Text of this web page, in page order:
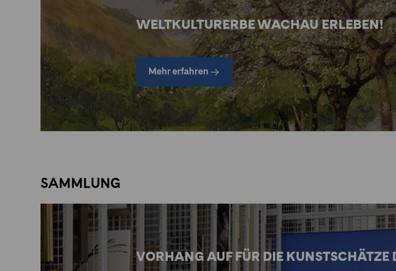
WELTKULTURERBE WACHAU ERLEBEN!
Mehr erfahren
SAMMLUNG
VORHANG AUF FÜR DIE KUNSTSCHÄTZE